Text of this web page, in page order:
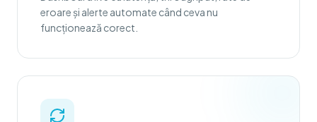
eroare și alerte automate când ceva nu
funcționează corect.